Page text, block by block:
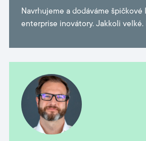
Navrhujeme a dodáváme špičkové
enterprise inovátory. Jakkoli velké.